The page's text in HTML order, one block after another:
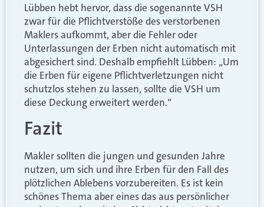
Lübben hebt hervor, dass die sogenannte VSH
zwar für die Pflichtverstöße des verstorbenen
Maklers aufkommt, aber die Fehler oder
Unterlassungen der Erben nicht automatisch mit
abgesichert sind. Deshalb empfiehlt Lübben: „Um
die Erben für eigene Pflichtverletzungen nicht
schutzlos stehen zu lassen, sollte die VSH um
diese Deckung erweitert werden.“
Fazit
Makler sollten die jungen und gesunden Jahre
nutzen, um sich und ihre Erben für den Fall des
plötzlichen Ablebens vorzubereiten. Es ist kein
schönes Thema aber eines das aus persönlicher